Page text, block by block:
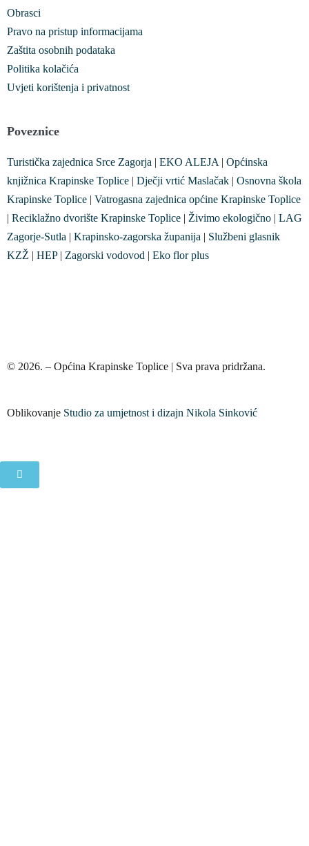
Obrasci
Pravo na pristup informacijama
Zaštita osobnih podataka
Politika kolačića
Uvjeti korištenja i privatnost
Poveznice
Turistička zajednica Srce Zagorja | EKO ALEJA | Općinska
knjižnica Krapinske Toplice | Dječji vrtić Maslačak | Osnovna škola
Krapinske Toplice | Vatrogasna zajednica općine Krapinske Toplice
| Reciklažno dvorište Krapinske Toplice | Živimo ekologično | LAG
Zagorje-Sutla | Krapinsko-zagorska županija | Službeni glasnik
KZŽ | HEP| Zagorski vodovod | Eko flor plus
© 2026. – Općina Krapinske Toplice | Sva prava pridržana.
Oblikovanje Studio za umjetnost i dizajn Nikola Sinković